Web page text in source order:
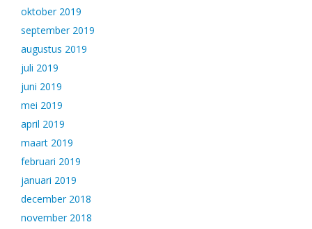
oktober 2019
september 2019
augustus 2019
juli 2019
juni 2019
mei 2019
april 2019
maart 2019
februari 2019
januari 2019
december 2018
november 2018